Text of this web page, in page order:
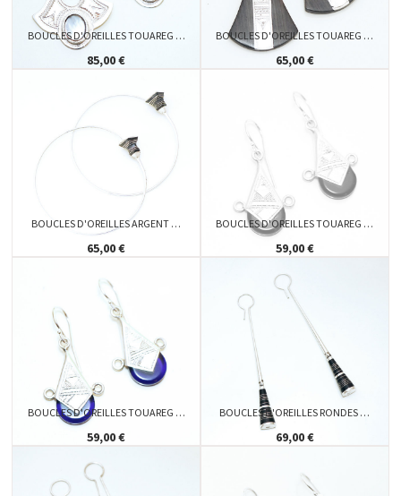
BOUCLES D'OREILLES TOUAREG …
85,00 €
BOUCLES D'OREILLES TOUAREG …
65,00 €
BOUCLES D'OREILLES ARGENT …
65,00 €
BOUCLES D'OREILLES TOUAREG …
59,00 €
BOUCLES D'OREILLES TOUAREG …
59,00 €
BOUCLES D'OREILLES RONDES …
69,00 €